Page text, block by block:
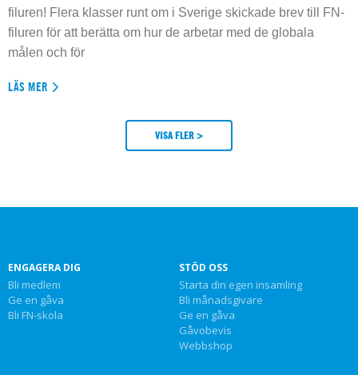
filuren! Flera klasser runt om i Sverige skickade brev till FN-
filuren för att berätta om hur de arbetar med de globala
målen och för
LÄS MER
VISA FLER >
ENGAGERA DIG
Bli medlem
Ge en gåva
Bli FN-skola
STÖD OSS
Starta din egen insamling
Bli månadsgivare
Ge en gåva
Gåvobevis
Webbshop